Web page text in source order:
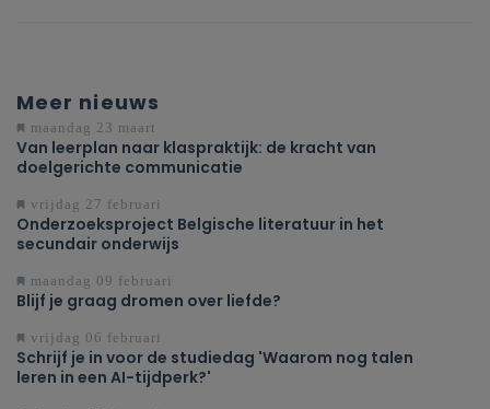
Meer nieuws
maandag 23 maart
Van leerplan naar klaspraktijk: de kracht van
doelgerichte communicatie
vrijdag 27 februari
Onderzoeksproject Belgische literatuur in het
secundair onderwijs
maandag 09 februari
Blijf je graag dromen over liefde?
vrijdag 06 februari
Schrijf je in voor de studiedag 'Waarom nog talen
leren in een AI-tijdperk?'